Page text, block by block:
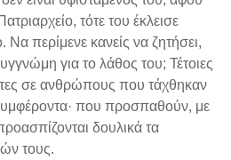
τότε του έκλεισε
περίμενε κανείς να ζητήσει,
για το λάθος του; Τέτοιες
σε ανθρώπους που τάχθηκαν
που προσπαθούν, με
δουλικά τα
τους.